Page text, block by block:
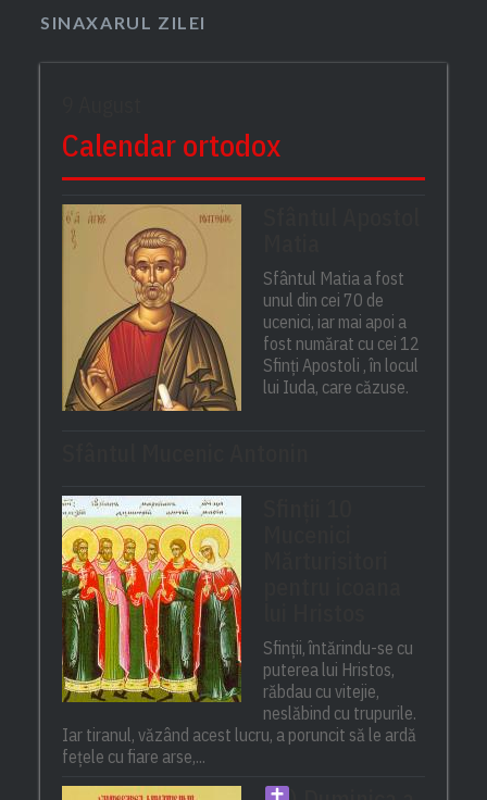
SINAXARUL ZILEI
Calendar ortodox
Sfântul Matia a fost
unul din cei 70 de
ucenici, iar mai apoi a
fost numărat cu cei 12
Sfinți Apostoli , în locul
lui Iuda, care căzuse.
Sfinții, întărindu-se cu
puterea lui Hristos,
răbdau cu vitejie,
neslăbind cu trupurile.
Iar tiranul, văzând acest lucru, a poruncit să le ardă
fețele cu fiare arse,...